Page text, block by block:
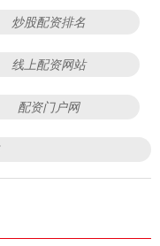
炒股配资排名
线上配资网站
配资门户网